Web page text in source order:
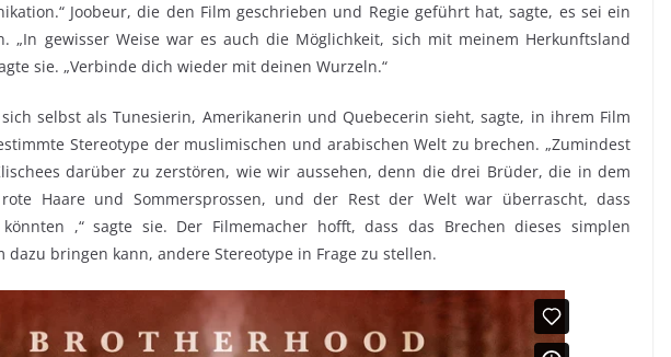
Joobeur, die den Film geschrieben und Regie geführt hat, sagte, es sei ein
„In gewisser Weise war es auch die Möglichkeit, sich mit meinem Herkunftsland
sie. „Verbinde dich wieder mit deinen Wurzeln.“
selbst als Tunesierin, Amerikanerin und Quebecerin sieht, sagte, in ihrem Film
Stereotype der muslimischen und arabischen Welt zu brechen. „Zumindest
darüber zu zerstören, wie wir aussehen, denn die drei Brüder, die in dem
Haare und Sommersprossen, und der Rest der Welt war überrascht, dass
,“ sagte sie. Der Filmemacher hofft, dass das Brechen dieses simplen
dazu bringen kann, andere Stereotype in Frage zu stellen.